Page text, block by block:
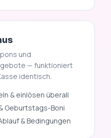
und
— funktioniert
identisch.
& einlösen überall
Geburtstags-Boni
& Bedingungen